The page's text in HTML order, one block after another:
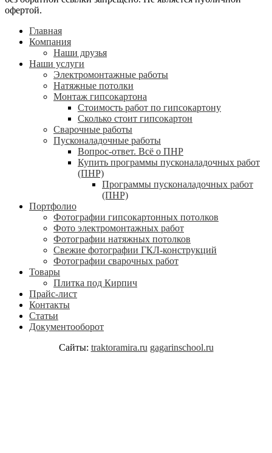
офертой.
Главная
Компания
Наши друзья
Наши услуги
Электромонтажные работы
Натяжные потолки
Монтаж гипсокартона
Стоимость работ по гипсокартону
Сколько стоит гипсокартон
Сварочные работы
Пусконаладочные работы
Вопрос-ответ. Всё о ПНР
Купить программы пусконаладочных работ
(ПНР)
Программы пусконаладочных работ
(ПНР)
Портфолио
Фотографии гипсокартонных потолков
Фото электромонтажных работ
Фотографии натяжных потолков
Свежие фотографии ГКЛ-конструкций
Фотографии сварочных работ
Товары
Плитка под Кирпич
Прайс-лист
Контакты
Статьи
Документооборот
Сайты: traktoramira.ru gagarinschool.ru